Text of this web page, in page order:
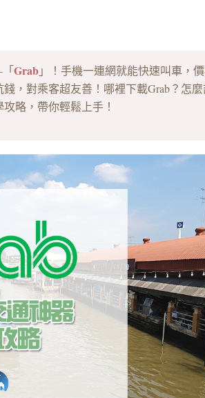
「Grab」！手機一連網就能快速叫車，
，對乘客超友善！哪裡下載Grab？怎麼
略，帶你輕鬆上手！